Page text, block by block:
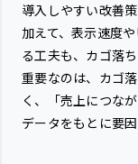
導入しやすい改善策
加えて、表示速度
る工夫も、カゴ落
重要なのは、カゴ
く、「売上につな
データをもとに要